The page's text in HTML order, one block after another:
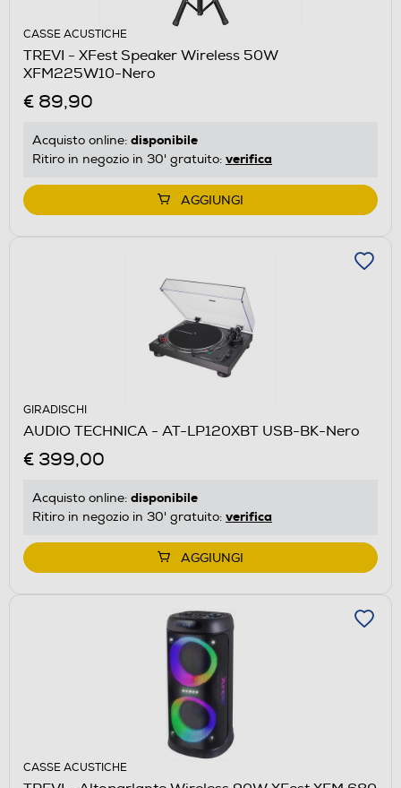
CASSE ACUSTICHE
TREVI - XFest Speaker Wireless 50W
XFM225W10-Nero
€ 89,90
Acquisto online: disponibile
Ritiro in negozio in 30' gratuito: verifica
AGGIUNGI
GIRADISCHI
AUDIO TECHNICA - AT-LP120XBT USB-BK-Nero
€ 399,00
Acquisto online: disponibile
Ritiro in negozio in 30' gratuito: verifica
AGGIUNGI
CASSE ACUSTICHE